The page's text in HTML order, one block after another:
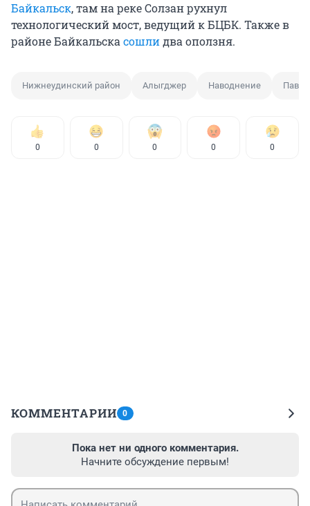
Байкальск, там на реке Солзан рухнул
технологический мост, ведущий к БЦБК. Также в
районе Байкальска сошлидва оползня.
Нижнеудинский район Алыгджер Наводнение
0 0 0 0 0
КОММЕНТАРИИ 0
Пока нет ни одного комментария.
Начните обсуждение первым!